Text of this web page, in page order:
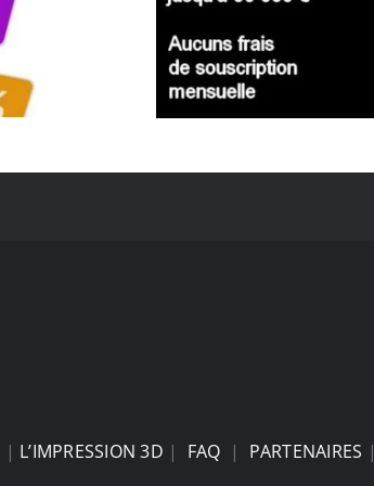
| L’IMPRESSION 3D | FAQ | PARTENAIRES